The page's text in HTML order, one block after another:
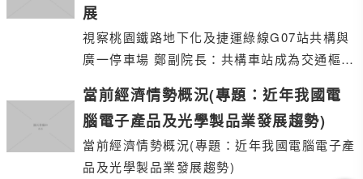
展
視察桃園鐵路地下化及捷運綠線G07站共構與
廣一停車場 鄭副院長：共構車站成為交通樞紐
當前經濟情勢概況(專題：近年我國電
腦電子產品及光學製品業發展趨勢)
當前經濟情勢概況(專題：近年我國電腦電子產
品及光學製品業發展趨勢)